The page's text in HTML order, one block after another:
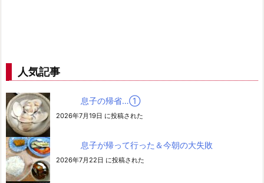
人気記事
息子の帰省…➀
2026年7月19日 に投稿された
息子が帰って行った＆今朝の大失敗
2026年7月22日 に投稿された